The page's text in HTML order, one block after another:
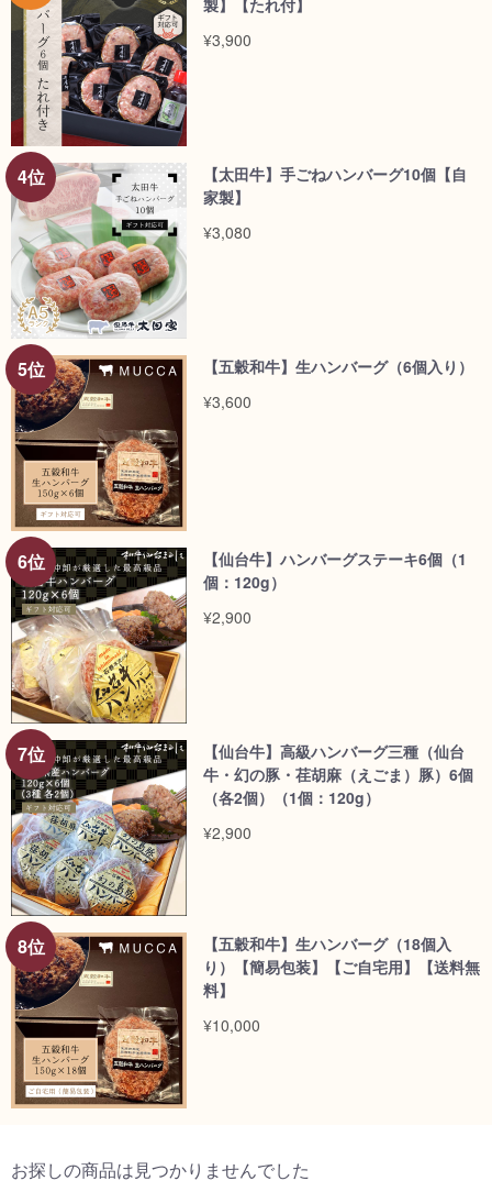
¥3,900
【太田牛】手ごねハンバーグ10個【自
家製】
¥3,080
【五穀和牛】生ハンバーグ（6個入り）
¥3,600
【仙台牛】ハンバーグステーキ6個（1
個：120g）
¥2,900
【仙台牛】高級ハンバーグ三種（仙台
牛・幻の豚・荏胡麻（えごま）豚）6個
（各2個）（1個：120g）
¥2,900
【五穀和牛】生ハンバーグ（18個入
り）【簡易包装】【ご自宅用】【送料無
料】
¥10,000
お探しの商品は見つかりませんでした